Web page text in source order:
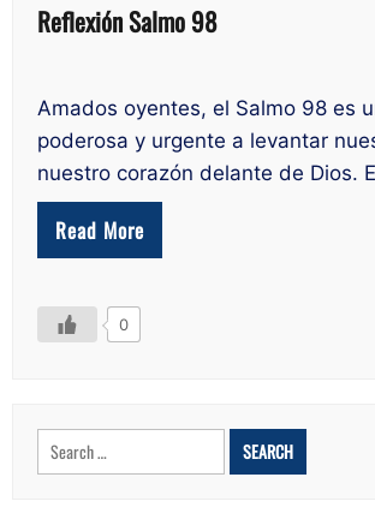
Reflexión Salmo 98
Amados oyentes, el Salmo 98 es
poderosa y urgente a levantar
nuestro corazón delante de Dios.
Read More
0
Search
for: